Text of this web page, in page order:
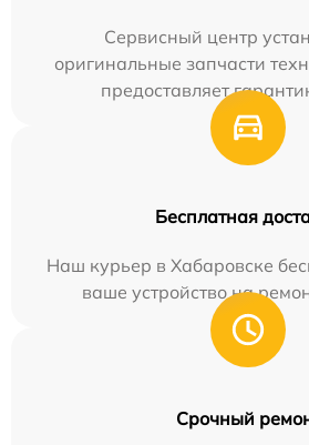
Сервисный центр
оригинальные запчасти
предоставляет
Бесплатная
Наш курьер в Хабаровске
ваше устройство на
Срочный